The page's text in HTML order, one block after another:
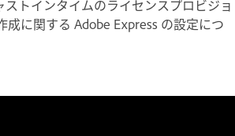
トインタイムのライセンスプロビジョ
成に関する Adobe Express の設定につ